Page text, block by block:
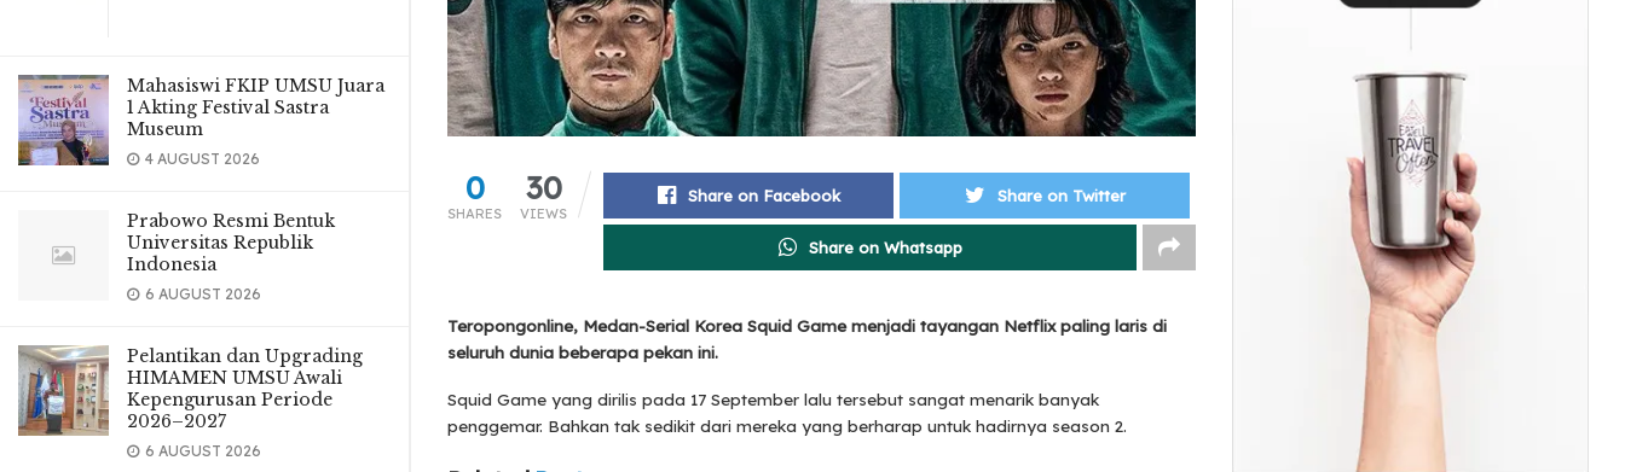
Mahasiswi FKIP UMSU Juara
1 Akting Festival Sastra
Museum
4 AUGUST 2026
Prabowo Resmi Bentuk
Universitas Republik
Indonesia
6 AUGUST 2026
Pelantikan dan Upgrading
HIMAMEN UMSU Awali
Kepengurusan Periode
2026–2027
6 AUGUST 2026
0
SHARES
30
VIEWS
Share on Facebook Share on Twitter
Share on Whatsapp
Teropongonline, Medan-Serial Korea Squid Game menjadi tayangan Netflix paling laris di
seluruh dunia beberapa pekan ini.
Squid Game yang dirilis pada 17 September lalu tersebut sangat menarik banyak
penggemar. Bahkan tak sedikit dari mereka yang berharap untuk hadirnya season 2.